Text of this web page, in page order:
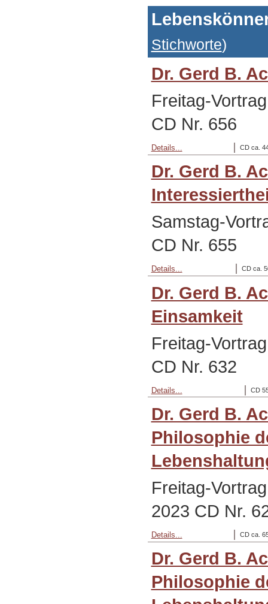
Stichworte)
Dr. Gerd B.
Freitag-
CD Nr. 656
CD ca.
Details...
Dr. Gerd B.
Samstag-
CD Nr. 655
CD ca.
Details...
Dr. Gerd B.
Einsamkeit
Freitag-
CD Nr. 632
CD
Details...
Dr. Gerd B.
Philosophie
Freitag-
2023 CD Nr.
CD ca.
Details...
Dr. Gerd B.
Philosophie